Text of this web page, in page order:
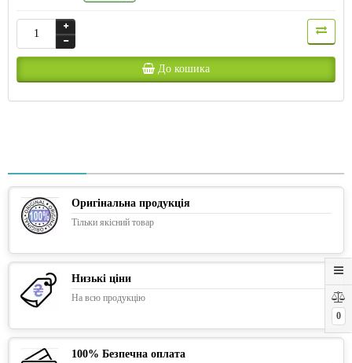
0
До кошика
Оригінальна продукція
Тільки якісний товар
Низькі ціни
На всю продукцію
100% Безпечна оплата